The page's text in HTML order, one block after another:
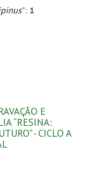
": 1
E
“RESINA:
- CICLO A